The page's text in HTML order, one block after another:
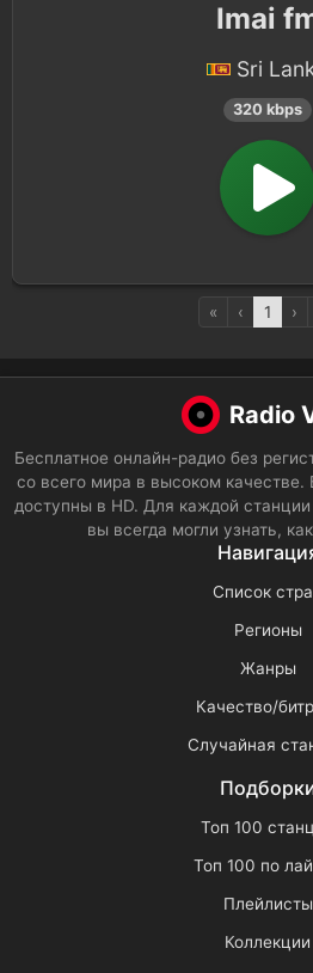
Imai
Sri
320 kbps
« ‹ 1 ›
Radio
Бесплатное онлайн-радио без
со всего мира в высоком
доступны в HD. Для каждой
вы всегда могли узнать,
Список
Регионы
Жанры
Качество/
Случайная
Топ 100
Топ 100 по
Плейлисты
Коллекции